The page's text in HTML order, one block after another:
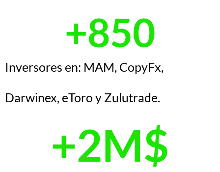
Inversores en: MAM, CopyFx,
Darwinex, eToro y Zulutrade.
+850
+2M$